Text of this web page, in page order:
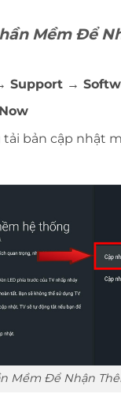
Mềm Để
Support →
tải bản cập nhật
Mềm Để Nhận